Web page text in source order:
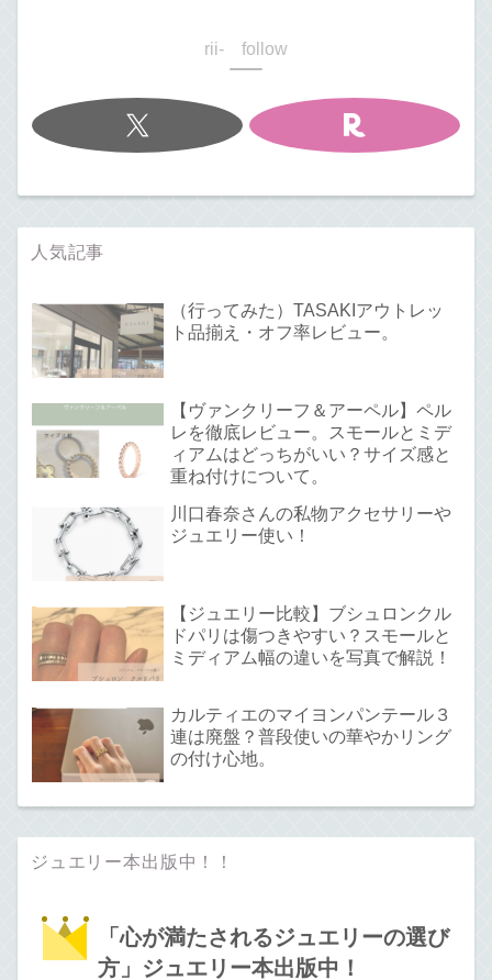
rii- follow
人気記事
（行ってみた）TASAKIアウトレッ
ト品揃え・オフ率レビュー。
【ヴァンクリーフ＆アーペル】ペル
レを徹底レビュー。スモールとミデ
ィアムはどっちがいい？サイズ感と
重ね付けについて。
川口春奈さんの私物アクセサリーや
ジュエリー使い！
【ジュエリー比較】ブシュロンクル
ドパリは傷つきやすい？スモールと
ミディアム幅の違いを写真で解説！
カルティエのマイヨンパンテール３
連は廃盤？普段使いの華やかリング
の付け心地。
ジュエリー本出版中！！
「心が満たされるジュエリーの選び
方」ジュエリー本出版中！